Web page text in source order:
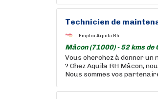
Technicien de
Emploi Aquila Rh
Mâcon (71000) - 52 kms de
Vous cherchez à donner un
? Chez Aquila RH Mâcon,
Nous sommes vos